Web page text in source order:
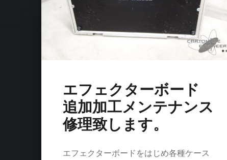
エフェクターボード
追加加工メンテナンス
修理致します。
エフェクターボードをはじめ各種ケース